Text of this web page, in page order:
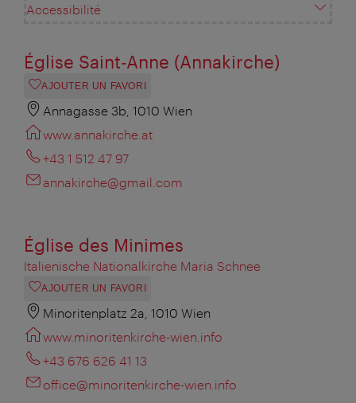
Accessibilité
Église Saint-Anne (Annakirche)
AJOUTER UN FAVORI
Annagasse 3b, 1010 Wien
www.annakirche.at
+43 1 512 47 97
annakirche@gmail.com
Église des Minimes
Italienische Nationalkirche Maria Schnee
AJOUTER UN FAVORI
Minoritenplatz 2a, 1010 Wien
www.minoritenkirche-wien.info
+43 676 626 41 13
office@minoritenkirche-wien.info